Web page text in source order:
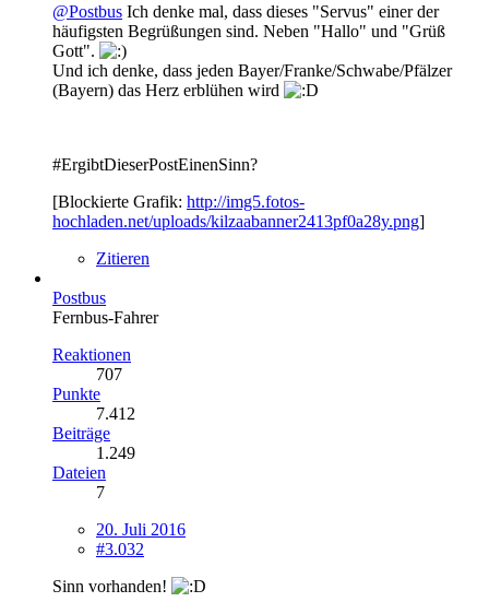
@Postbus Ich denke mal, dass dieses "Servus" einer der
häufigsten Begrüßungen sind. Neben "Hallo" und "Grüß
Gott".
Und ich denke, dass jeden Bayer/Franke/Schwabe/Pfälzer
(Bayern) das Herz erblühen wird
#ErgibtDieserPostEinenSinn?
[Blockierte Grafik: http://img5.fotos-
hochladen.net/uploads/kilzaabanner2413pf0a28y.png]
Zitieren
Postbus
Fernbus-Fahrer
Reaktionen
707
Punkte
7.412
Beiträge
1.249
Dateien
7
20. Juli 2016
#3.032
Sinn vorhanden!